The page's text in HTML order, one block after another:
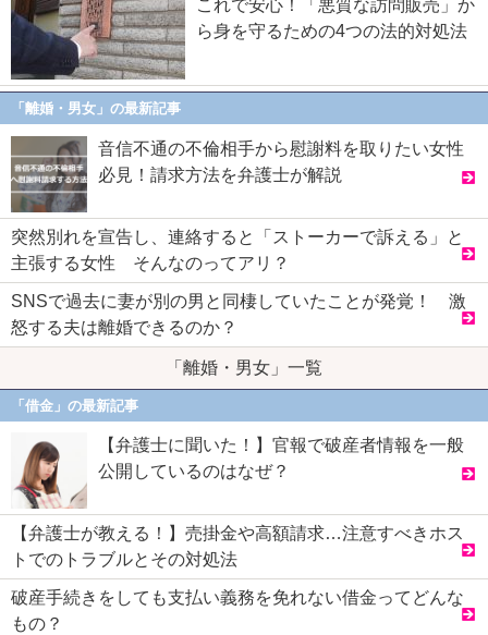
これで安心！「悪質な訪問販売」か
ら身を守るための4つの法的対処法
「離婚・男女」の最新記事
音信不通の不倫相手から慰謝料を取りたい女性
必見！請求方法を弁護士が解説
突然別れを宣告し、連絡すると「ストーカーで訴える」と
主張する女性 そんなのってアリ？
SNSで過去に妻が別の男と同棲していたことが発覚！ 激
怒する夫は離婚できるのか？
「離婚・男女」一覧
「借金」の最新記事
【弁護士に聞いた！】官報で破産者情報を一般
公開しているのはなぜ？
【弁護士が教える！】売掛金や高額請求…注意すべきホス
トでのトラブルとその対処法
破産手続きをしても支払い義務を免れない借金ってどんな
もの？